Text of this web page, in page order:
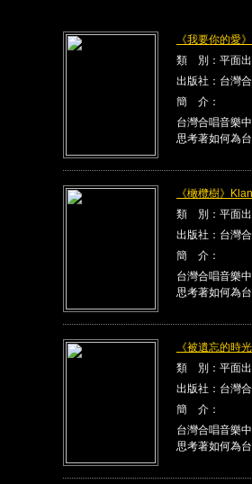
《我要你的愛
類 別：平面
出版社：台灣
簡 介：
台灣合唱音樂
思考著如何為
《橄欖樹》
類 別：平面
出版社：台灣
簡 介：
台灣合唱音樂
思考著如何為
《被遺忘的時
類 別：平面
出版社：台灣
簡 介：
台灣合唱音樂
思考著如何為